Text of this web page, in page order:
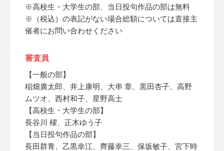
※高校生・大学生の部、当日投句作品の部は無料
※（税込）の表記がない場合総額については直接主
催者にお問い合わせください
審査員
【一般の部】
稲畑廣太郎、井上康明、大串 章、黒田杏子、高野
ムツオ、西村和子、星野高士
【高校生・大学生の部】
長谷川 櫂、正木ゆう子
【当日投句作品の部】
長田群青、乙黒幸江、齊藤幸三、保坂敏子、宮下時